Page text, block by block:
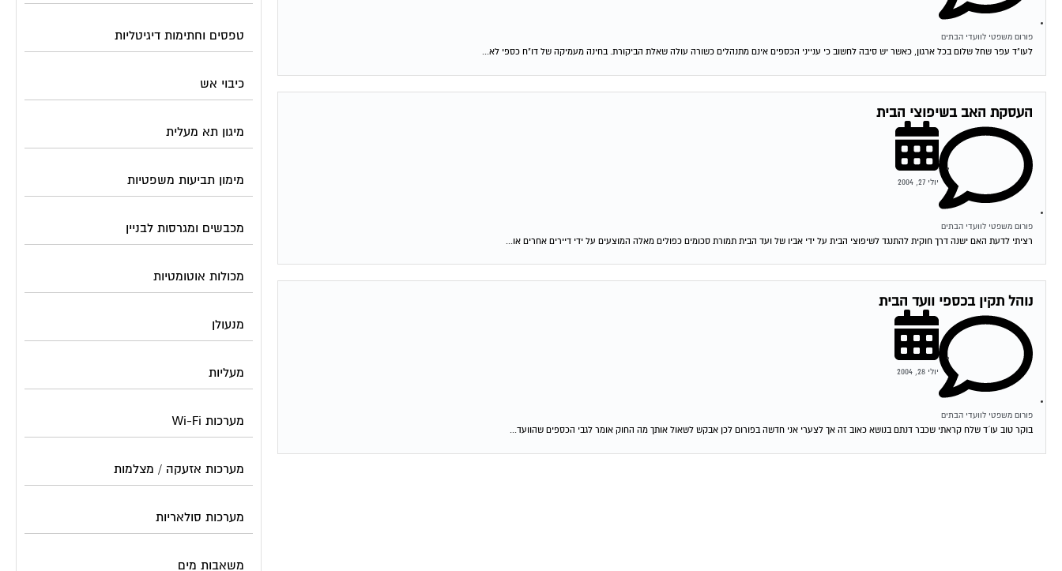
פורום משפטי לוועדי הבתים
לעו"ד עפר שחל שלום בכל ארגון, כאשר יש סיבה לחשוב כי ענייני הכספים אינם מתנהלים כשורה עולה שאלת הביקורת. בחינה מעמיקה של דו"ח כספי לא...
העסקת האב בשיפוצי הבית
פורום משפטי לוועדי הבתים
יולי 27, 2004
רציתי לדעת האם ישנה דרך חוקית להתנגד לשיפוצי הבית על ידי אביו של ועד הבית תמורת סכומים כפולים מאלה המוצעים על ידי דיירים אחרים או...
נוהל תקין בכספי וועד הבית
פורום משפטי לוועדי הבתים
יולי 28, 2004
בוקר טוב עו´ד שלח קראתי שכבר דנתם בנושא כאוב זה אך לצערי אני חדשה בפורום לכן אבקש לשאול אותך מה החוק אומר לגבי הכספים שהוועד...
טפסים וחתימות דיגיטליות
כיבוי אש
מיגון תא מעלית
מימון תביעות משפטיות
מכבשים ומגרסות לבניין
מכולות אוטומטיות
מנעולן
מעליות
מערכות Wi-Fi
מערכות אזעקה / מצלמות
מערכות סולאריות
משאבות מים